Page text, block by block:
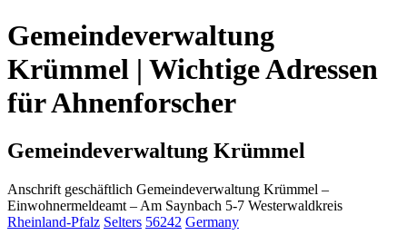
Gemeindeverwaltung
Krümmel | Wichtige Adressen
für Ahnenforscher
Gemeindeverwaltung Krümmel
Anschrift geschäftlich Gemeindeverwaltung Krümmel –
Einwohnermeldeamt – Am Saynbach 5-7 Westerwaldkreis
Rheinland-Pfalz Selters 56242 Germany